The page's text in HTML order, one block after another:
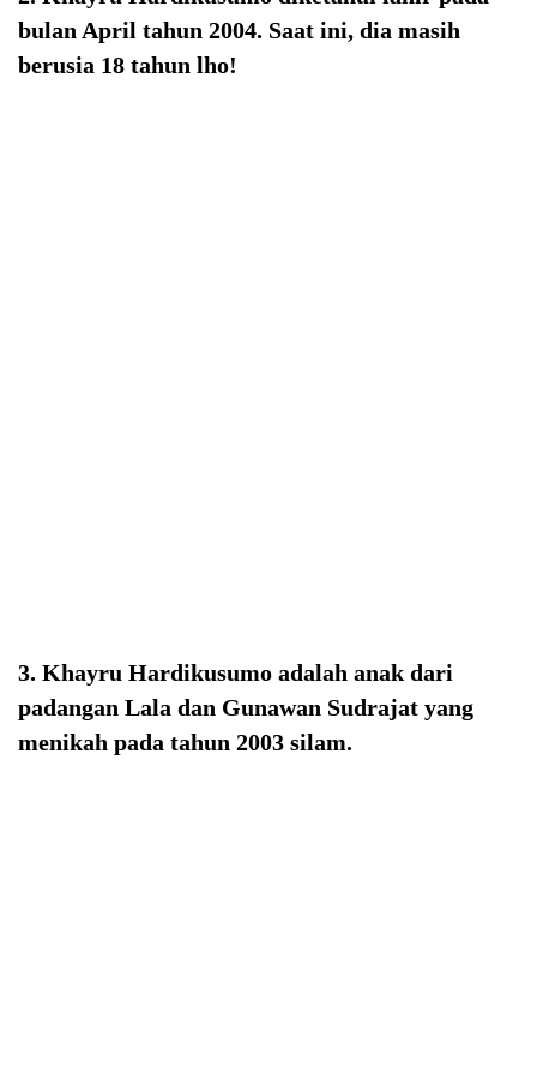
bulan April tahun 2004. Saat ini, dia masih
berusia 18 tahun lho!
3. Khayru Hardikusumo adalah anak dari
padangan Lala dan Gunawan Sudrajat yang
menikah pada tahun 2003 silam.